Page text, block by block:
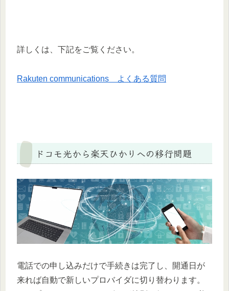
詳しくは、下記をご覧ください。
Rakuten communications よくある質問
ドコモ光から楽天ひかりへの移行問題
電話での申し込みだけで手続きは完了し、開通日が
来れば自動で新しいプロバイダに切り替わります。